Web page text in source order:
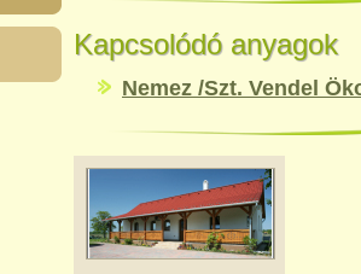
Kapcsolódó anyagok
Nemez /Szt. Vendel